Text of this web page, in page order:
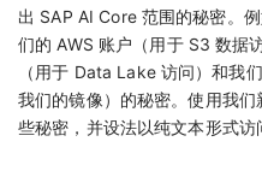
出 SAP AI Core 范围的秘密。
们的 AWS 账户（用于 S3 数据
（用于 Data Lake 访问）和我
我们的镜像）的秘密。使用我
些秘密，并设法以纯文本形式访